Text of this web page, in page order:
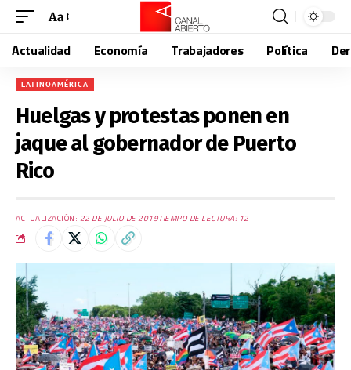
Aa
Actualidad Economía Trabajadores Política
LATINOAMÉRICA
Huelgas y protestas ponen en
jaque al gobernador de Puerto
Rico
ACTUALIZACIÓN: 22 DE JULIO DE 2019TIEMPO DE LECTURA: 12